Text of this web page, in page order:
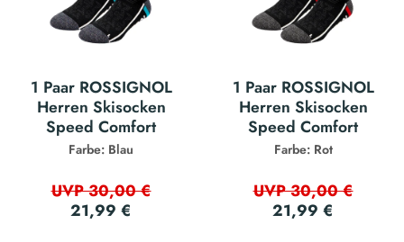
1 Paar ROSSIGNOL
Herren Skisocken
Speed Comfort
Farbe: Blau
UVP 30,00 €
21,99 €
1 Paar ROSSIGNOL
Herren Skisocken
Speed Comfort
Farbe: Rot
UVP 30,00 €
21,99 €